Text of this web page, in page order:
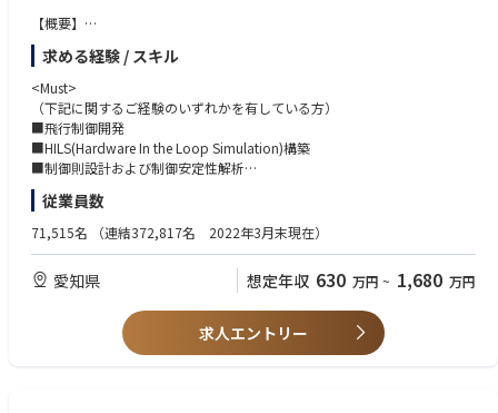
【概要】
Joby社が開発するeVTOLの実用化に向けた協業を推進しています。航空
機開発・品質のつくり込みを学びながらトヨタの空モビリティを実現する
ことで、移動の距離と時間の感覚が変わるモビリティを提供していきま
す。
新たに空のモビリティとしてeVTOLという新しい選択肢が加わる未来
は、多くの人たちの生活をさらに豊かにしていくと期待されています。こ
のeVTOL開発には多くの企業が参画していることから、機体開発に加え、
に本腰を入れています。
今後社会的ニーズが高まる空のモビリティを世界に先駆けて実現するため
に、Joby社との開発・生産協業を推進することができる仕事です。
【詳細】
・Joby社が開発するeVTOLの型式認証取得、量産化に向けた協業
・構造や構成、挙動を模擬した基礎・信頼性評価
求める経験 / スキル
<Must>
（下記に関するご経験のいずれかを有している方）
■飛行制御開発
■HILS(Hardware In the Loop Simulation)構築
■制御則設計および制御安定性解析
■航空システムインテグレーション
■各種システム制御開発
■Tools (Matlab/Simulink, Python, GitHub)
<Want>
■飛行制御則・航空宇宙工学
■車両、航空機の自動運転開発経験、試験自働化
■ソフトウェア開発/DO-178
従業員数
71,515名 （連結372,817名 2022年3月末現在）
愛知県 想定年収 630 万円 ~ 1,680 万円
求人エントリー